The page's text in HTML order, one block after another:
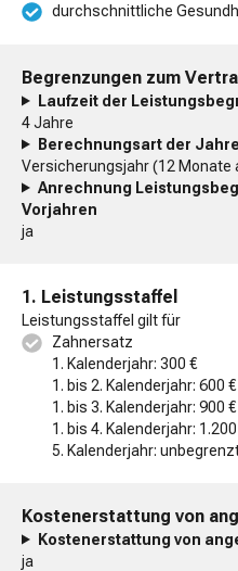
durchschnittliche
Begrenzungen zum
Laufzeit der
4 Jahre
Berechnungsart der Jahre
Versicherungsjahr (12 Monate
Anrechnung
Vorjahren
ja
1. Leistungsstaffel
Leistungsstaffel gilt für
Zahnersatz
1. Kalenderjahr: 300 €
1. bis 2. Kalenderjahr: 600 €
1. bis 3. Kalenderjahr: 900 €
1. bis 4. Kalenderjahr:
5. Kalenderjahr:
Kostenerstattung von
Kostenerstattung von
ja